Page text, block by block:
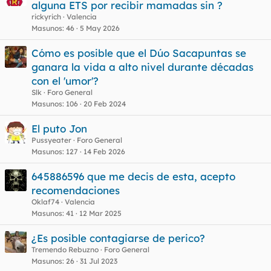
t
alguna ETS por recibir mamadas sin ?
rickyrich Valencia
Masunos 46 5 May 2026
Cómo es posible que el Dúo Sacapuntas se
ganara la vida a alto nivel durante décadas
con el 'umor'?
Slk
Foro General
Masunos 106 20 Feb 2024
El puto Jon
Pussyeater
Foro General
Masunos 127 14 Feb 2026
645886596 que me decis de esta, acepto
recomendaciones
Oklaf74 Valencia
Masunos 41 12 Mar 2025
¿Es posible contagiarse de perico?
Tremendo Rebuzno
Foro General
Masunos 26 31 Jul 2023